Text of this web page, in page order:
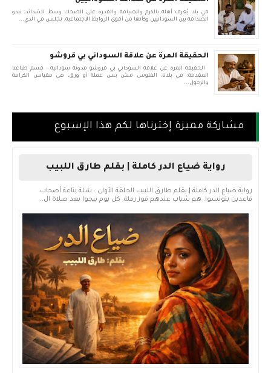
في بلد يُعرف أهله بالكرم والضيافة والقدرة على الضحك وسط الشدائد، تبدو
الصداقة بين السودانيين وكأنها من أقوى الروابط الاجتماعية. نجلس في الدي...
الحقيقة المرة عن علاقة السوداني بي قروشو
الحقيقة المرة عن علاقة السوداني بي قروشو مدونة سودانية - قسم طباعنا
المقدمة: في بلدنا، الفلوس مش بس عملة أو ورق، هي مقياس الكرامة
والرجول...
مشاركة مميزة إخترناها لكم هذا الإسبوع
رواية ضياع الدر كاملة | بقلم طارق اللبيب
رواية ضياع الدر كاملة | بقلم طارق اللبيب الحلقة الأولى : شلة بتاعة أصحاب.
قاعدين بتونسوا. هم شباب عندهم قوز رملة. كل يوم بيجوا بعد صلاة ال...